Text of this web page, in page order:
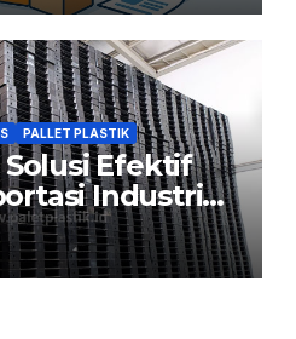
PALLET PLASTIK
Efektif
Industri